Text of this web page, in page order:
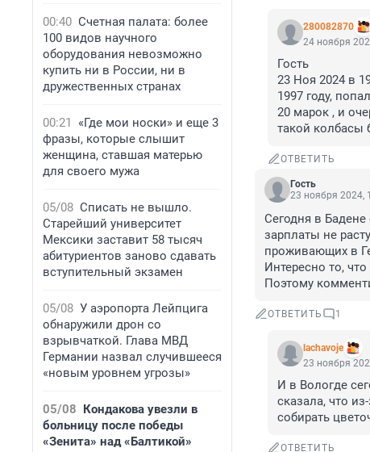
00:40 Счетная палата: более
100 видов научного
оборудования невозможно
купить ни в России, ни в
дружественных странах
00:21
«Где мои носки» и еще 3
фразы, которые слышит
женщина, ставшая матерью
для своего мужа
05/08 Списать не вышло.
Старейший университет
Мексики заставит 58 тысяч
абитуриентов заново сдавать
вступительный экзамен
05/08 У аэропорта Лейпцига
обнаружили дрон со
взрывчаткой. Глава МВД
Германии назвал случившееся
«новым уровнем угрозы»
05/08 Кондакова увезли в
больницу после победы
«Зенита» над «Балтикой»
280082870
24 ноября
Гость
23 Ноя 2024 в
1997 году,
20 марок , и
такой колбасы
ОТВЕТИТЬ
Гость
23 ноября 2024,
Сегодня в
зарплаты не
проживающих в
Интересно то,
Поэтому
ОТВЕТИТЬ 1
lachavoje
23 ноября
И в Вологде
сказала, что
собирать
ОТВЕТИТЬ